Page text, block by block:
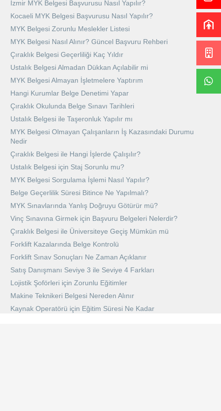
İzmir MYK Belgesi Başvurusu Nasıl Yapılır?
Kocaeli MYK Belgesi Başvurusu Nasıl Yapılır?
MYK Belgesi Zorunlu Meslekler Listesi
MYK Belgesi Nasıl Alınır? Güncel Başvuru Rehberi
Çıraklık Belgesi Geçerliliği Kaç Yıldır
Ustalık Belgesi Almadan Dükkan Açılabilir mi
MYK Belgesi Almayan İşletmelere Yaptırım
Hangi Kurumlar Belge Denetimi Yapar
Çıraklık Okulunda Belge Sınavı Tarihleri
Ustalık Belgesi ile Taşeronluk Yapılır mı
MYK Belgesi Olmayan Çalışanların İş Kazasındaki Durumu
Nedir
Çıraklık Belgesi ile Hangi İşlerde Çalışılır?
Ustalık Belgesi için Staj Sorunlu mu?
MYK Belgesi Sorgulama İşlemi Nasıl Yapılır?
Belge Geçerlilik Süresi Bitince Ne Yapılmalı?
MYK Sınavlarında Yanlış Doğruyu Götürür mü?
Vinç Sınavına Girmek için Başvuru Belgeleri Nelerdir?
Çıraklık Belgesi ile Üniversiteye Geçiş Mümkün mü
Forklift Kazalarında Belge Kontrolü
Forklift Sınav Sonuçları Ne Zaman Açıklanır
Satış Danışmanı Seviye 3 ile Seviye 4 Farkları
Lojistik Şoförleri için Zorunlu Eğitimler
Makine Teknikeri Belgesi Nereden Alınır
Kaynak Operatörü için Eğitim Süresi Ne Kadar